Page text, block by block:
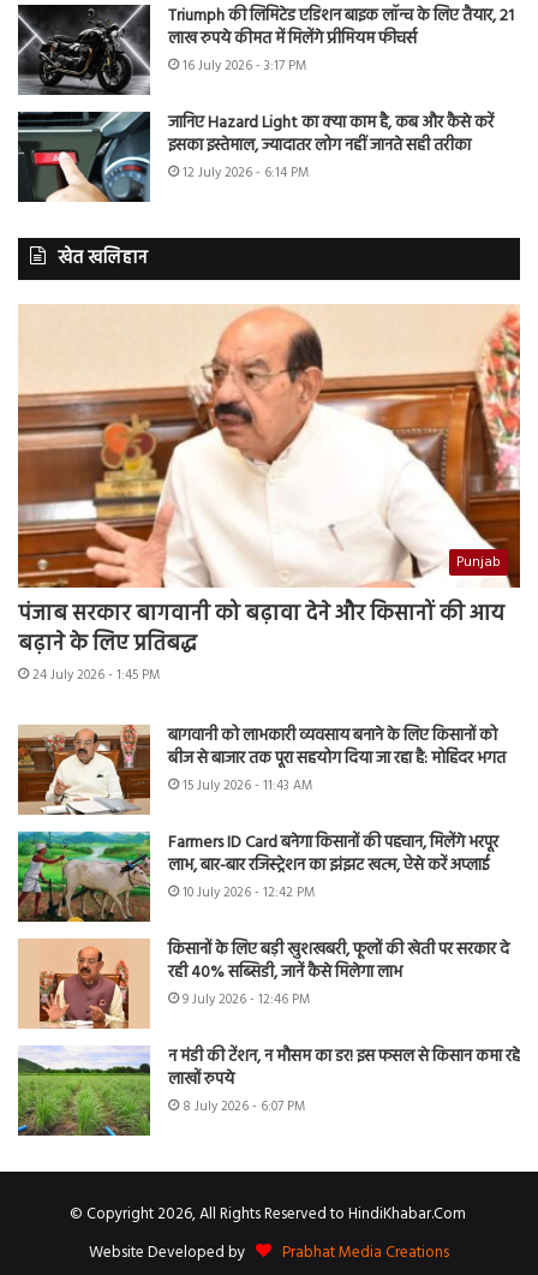
Triumph की लिमिटेड एडिशन बाइक लॉन्च के लिए तैयार, 21
लाख रुपये कीमत में मिलेंगे प्रीमियम फीचर्स
16 July 2026 - 3:17 PM
जानिए Hazard Light का क्या काम है, कब और कैसे करें
इसका इस्तेमाल, ज्यादातर लोग नहीं जानते सही तरीका
12 July 2026 - 6:14 PM
खेत खलिहान
Punjab
पंजाब सरकार बागवानी को बढ़ावा देने और किसानों की आय
बढ़ाने के लिए प्रतिबद्ध
24 July 2026 - 1:45 PM
बागवानी को लाभकारी व्यवसाय बनाने के लिए किसानों को
बीज से बाजार तक पूरा सहयोग दिया जा रहा है: मोहिंदर भगत
15 July 2026 - 11:43 AM
Farmers ID Card बनेगा किसानों की पहचान, मिलेंगे भरपूर
लाभ, बार-बार रजिस्ट्रेशन का झंझट खत्म, ऐसे करें अप्लाई
10 July 2026 - 12:42 PM
किसानों के लिए बड़ी खुशखबरी, फूलों की खेती पर सरकार दे
रही 40% सब्सिडी, जानें कैसे मिलेगा लाभ
9 July 2026 - 12:46 PM
न मंडी की टेंशन, न मौसम का डर! इस फसल से किसान कमा रहे
लाखों रुपये
8 July 2026 - 6:07 PM
© Copyright 2026, All Rights Reserved to HindiKhabar.Com
Website Developed by
Prabhat Media Creations